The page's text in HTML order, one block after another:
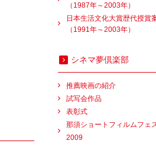
（1987年～2003年）
日本生活文化大賞歴代授賞
（1991年～2003年）
シネマ夢倶楽部
推薦映画の紹介
試写会作品
表彰式
那須ショートフィルムフェ
2009